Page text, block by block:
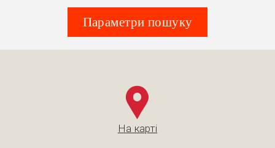
Параметри пошуку
На карті